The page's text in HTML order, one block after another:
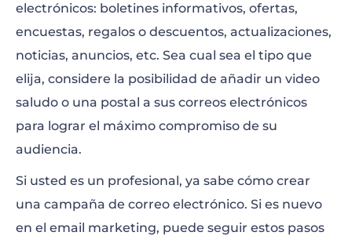
electrónicos: boletines informativos, ofertas,
encuestas, regalos o descuentos, actualizaciones,
noticias, anuncios, etc. Sea cual sea el tipo que
elija, considere la posibilidad de añadir un video
saludo o una postal a sus correos electrónicos
para lograr el máximo compromiso de su
audiencia.
Si usted es un profesional, ya sabe cómo crear
una campaña de correo electrónico. Si es nuevo
en el email marketing, puede seguir estos pasos